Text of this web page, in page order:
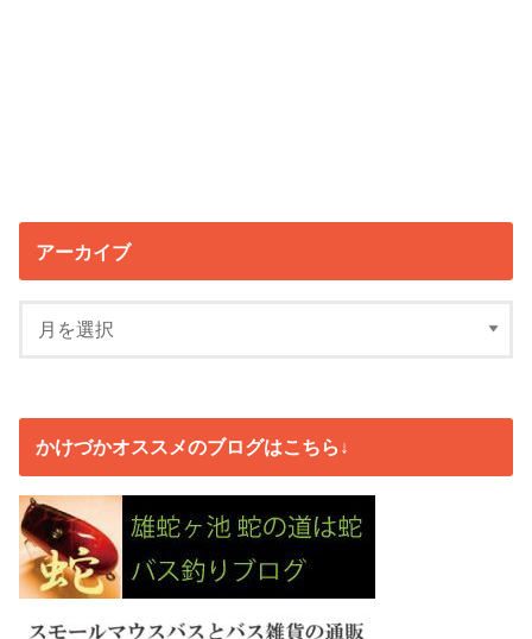
アーカイブ
かけづかオススメのブログはこちら↓